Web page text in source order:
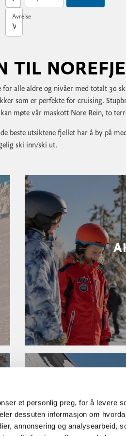
et personlig preg, for å levere
dessuten informasjon om
annonsering og analysearbeid,
Avreise
Velg avreisedato
TIL
alle aldre og nivåer med totalt 30
som er perfekte for cruising.
møte vår maskott Nore Rein, to
beste utsiktene fjellet har å by på
ski inn/ski ut.